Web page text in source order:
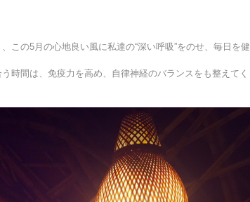
この5月の心地良い風に私達の“深い呼吸”をのせ、毎日を健
時間は、免疫力を高め、自律神経のバランスをも整えてく